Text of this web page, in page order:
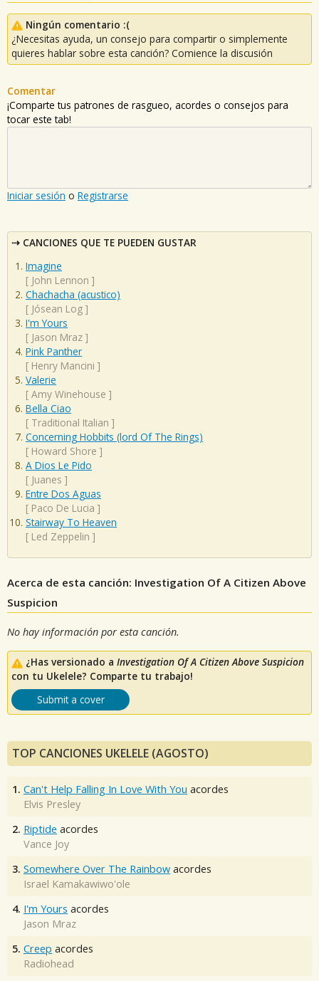
Ningún comentario :(
¿Necesitas ayuda, un consejo para compartir o simplemente
quieres hablar sobre esta canción? Comience la discusión
Comentar
¡Comparte tus patrones de rasgueo, acordes o consejos para
tocar este tab!
Iniciar sesión o Registrarse
CANCIONES QUE TE PUEDEN GUSTAR
Imagine
[ John Lennon ]
Chachacha (acustico)
[ Jósean Log ]
I'm Yours
[ Jason Mraz ]
Pink Panther
[ Henry Mancini ]
Valerie
[ Amy Winehouse ]
Bella Ciao
[ Traditional Italian ]
Concerning Hobbits (lord Of The Rings)
[ Howard Shore ]
A Dios Le Pido
[ Juanes ]
Entre Dos Aguas
[ Paco De Lucia ]
Stairway To Heaven
[ Led Zeppelin ]
Acerca de esta canción: Investigation Of A Citizen Above
Suspicion
No hay información por esta canción.
¿Has versionado a Investigation Of A Citizen Above Suspicion
con tu Ukelele? Comparte tu trabajo!
Submit a cover
TOP CANCIONES UKELELE (AGOSTO)
1. Can't Help Falling In Love With You acordes
Elvis Presley
2. Riptide acordes
Vance Joy
3. Somewhere Over The Rainbow acordes
Israel Kamakawiwo'ole
4. I'm Yours acordes
Jason Mraz
5. Creep acordes
Radiohead